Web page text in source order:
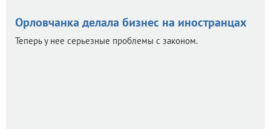
Орловчанка делала бизнес на иностранцах
Теперь у нее серьезные проблемы с законом.